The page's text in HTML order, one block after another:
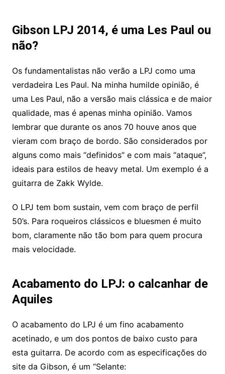
Gibson LPJ 2014, é uma Les Paul ou
não?
Os fundamentalistas não verão a LPJ como uma
verdadeira Les Paul. Na minha humilde opinião, é
uma Les Paul, não a versão mais clássica e de maior
qualidade, mas é apenas minha opinião. Vamos
lembrar que durante os anos 70 houve anos que
vieram com braço de bordo. São considerados por
alguns como mais “definidos” e com mais “ataque”,
ideais para estilos de heavy metal. Um exemplo é a
guitarra de Zakk Wylde.
O LPJ tem bom sustain, vem com braço de perfil
50’s. Para roqueiros clássicos e bluesmen é muito
bom, claramente não tão bom para quem procura
mais velocidade.
Acabamento do LPJ: o calcanhar de
Aquiles
O acabamento do LPJ é um fino acabamento
acetinado, e um dos pontos de baixo custo para
esta guitarra. De acordo com as especificações do
site da Gibson, é um “Selante: